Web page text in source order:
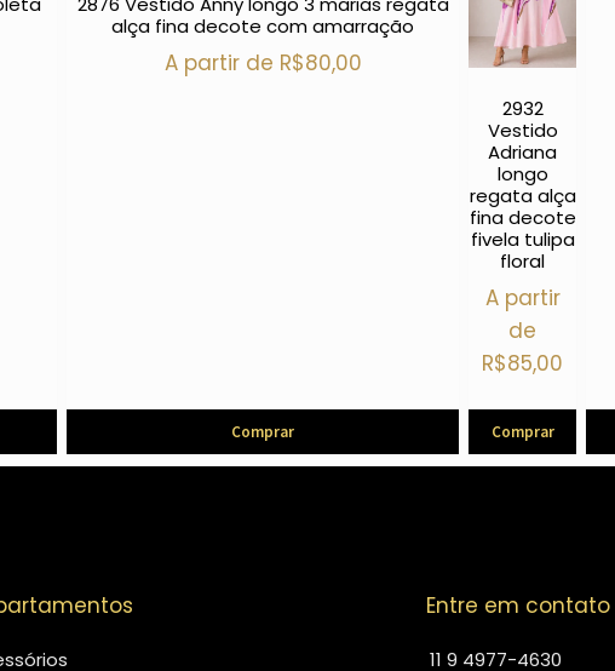
alça fina decote com amarração
A partir de R$80,00
Comprar
2932
Vestido
Adriana
longo
regata alça
fina decote
fivela tulipa
floral
A partir
de
R$85,00
Comprar
Entre em contato
11 9 4977-4630